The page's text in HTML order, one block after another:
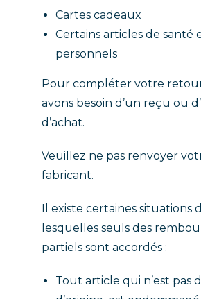
Cartes cadeaux
Certains articles de santé
personnels
Pour compléter votre
avons besoin d’un reçu ou
d’achat.
Veuillez ne pas renvoyer
fabricant.
Il existe certaines situations
lesquelles seuls des
partiels sont accordés :
Tout article qui n’est pas